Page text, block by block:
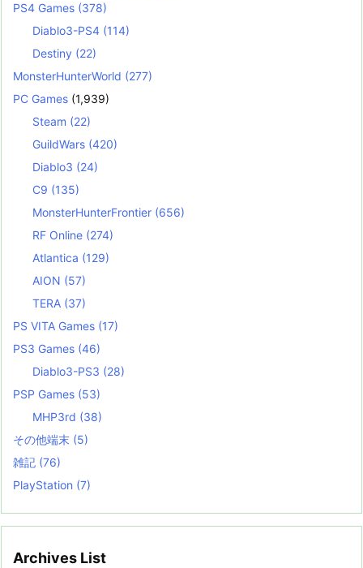
PS4 Games (378)
Diablo3-PS4 (114)
Destiny (22)
MonsterHunterWorld (277)
PC Games (1,939)
Steam (22)
GuildWars (420)
Diablo3 (24)
C9 (135)
MonsterHunterFrontier (656)
RF Online (274)
Atlantica (129)
AION (57)
TERA (37)
PS VITA Games (17)
PS3 Games (46)
Diablo3-PS3 (28)
PSP Games (53)
MHP3rd (38)
その他端末 (5)
雑記 (76)
PlayStation (7)
Archives List